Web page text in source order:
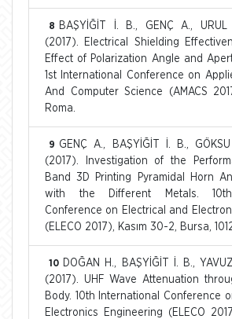
8
BAŞYİĞİT İ. B., GENÇ A., URUL
(2017). Electrical Shielding
Effect of Polarization Angle and
1st International Conference on
And Computer Science (AMACS
Roma.
9 GENÇ A., BAŞYİĞİT İ. B.,
(2017). Investigation of the
Band 3D Printing Pyramidal Horn
with the Different Metals. 10th
Conference on Electrical and
(ELECO 2017), Kasım 30-2, Bursa,
10
DOĞAN H., BAŞYİĞİT İ. B.,
(2017). UHF Wave Attenuation
Body. 10th International Conference
Electronics Engineering (ELECO